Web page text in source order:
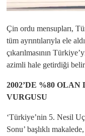
Çin ordu mensupları,
tüm ayrıntılarıyla ele
çıkarılmasının
azimli hale getirdiği
2002’DE %80
VURGUSU
‘Türkiye’nin 5. Nesil
Sonu’ başlıklı